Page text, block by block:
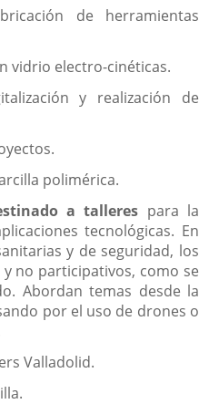
de herramientas
vidrio electro-cinéticas.
y realización de
polimérica.
a talleres para la
tecnológicas. En
y de seguridad, los
y no participativos, como se
Abordan temas desde la
por el uso de drones o
Valladolid.